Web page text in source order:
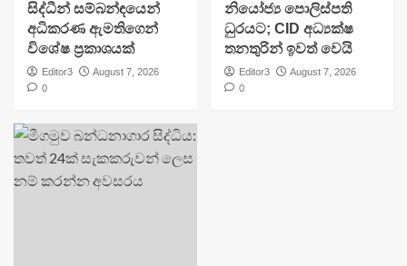
සිද්ධීන් සම්බන්ඳයෙන්
අධිකරණ ඇමතිගෙන්
විශේෂ ප්‍රකාශයක්
Editor3
August 7, 2026
0
නියෝජ්‍ය පොලිස්පති
ධුරයට; CID අධ්‍යක්ෂ
තනතුරින් ඉවත් වෙයි
Editor3
August 7, 2026
0